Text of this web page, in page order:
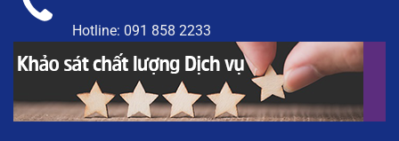
Hotline: 091 858 2233